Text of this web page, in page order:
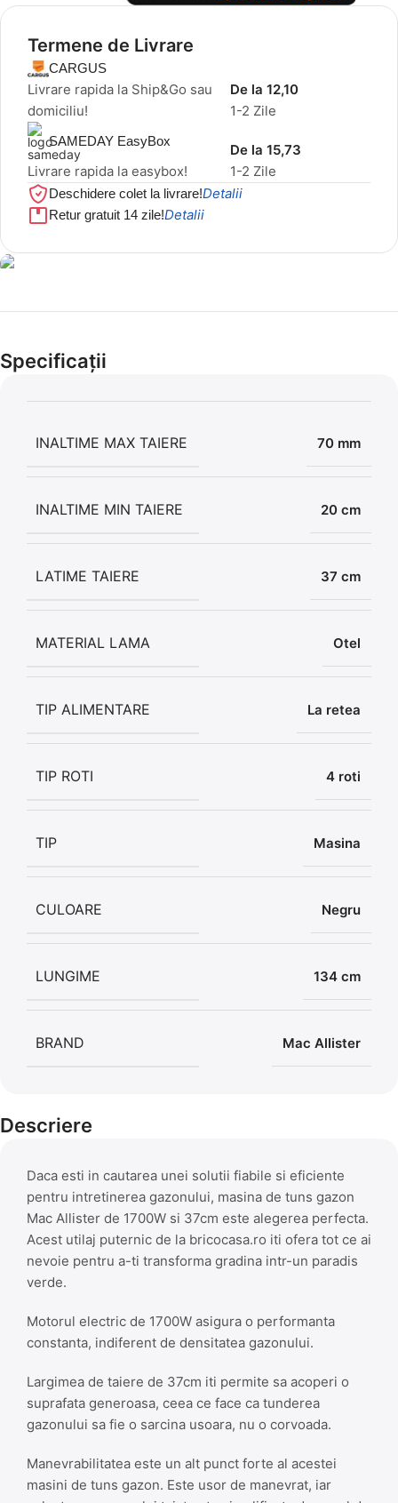
Termene de Livrare
CARGUS
Livrare rapida la Ship&Go sau
domiciliu!
1-2 Zile
De la 12,10
SAMEDAY EasyBox
Livrare rapida la easybox! 1-2 Zile
De la 15,73
Deschidere colet la livrare!Detalii
Retur gratuit 14 zile!Detalii
Cel mai mic preț!
56,86 LEI
Specificații
INALTIME MAX TAIERE 70 mm
INALTIME MIN TAIERE 20 cm
LATIME TAIERE 37 cm
MATERIAL LAMA Otel
TIP ALIMENTARE La retea
TIP ROTI 4 roti
TIP Masina
CULOARE Negru
LUNGIME 134 cm
BRAND Mac Allister
Descriere
Daca esti in cautarea unei solutii fiabile si eficiente
pentru intretinerea gazonului, masina de tuns gazon
Mac Allister de 1700W si 37cm este alegerea perfecta.
Acest utilaj puternic de la bricocasa.ro iti ofera tot ce ai
nevoie pentru a-ti transforma gradina intr-un paradis
verde.
Motorul electric de 1700W asigura o performanta
constanta, indiferent de densitatea gazonului.
Largimea de taiere de 37cm iti permite sa acoperi o
suprafata generoasa, ceea ce face ca tunderea
gazonului sa fie o sarcina usoara, nu o corvoada.
Manevrabilitatea este un alt punct forte al acestei
masini de tuns gazon. Este usor de manevrat, iar